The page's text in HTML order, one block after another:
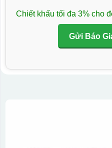
Chiết khấu tối đa 3% cho
Gửi Báo